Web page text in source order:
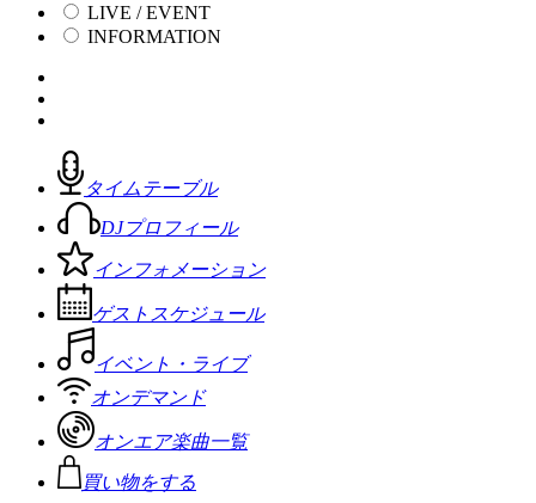
LIVE / EVENT
INFORMATION
タイムテーブル
DJプロフィール
インフォメーション
ゲストスケジュール
イベント・ライブ
オンデマンド
オンエア楽曲一覧
買い物をする